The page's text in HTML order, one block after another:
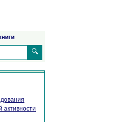
🔍
активности